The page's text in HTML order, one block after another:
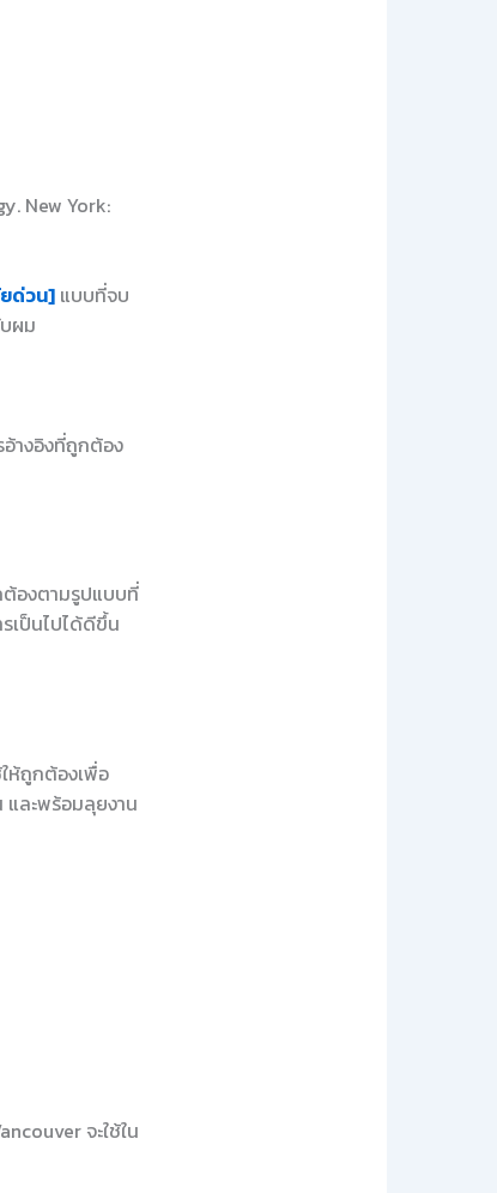
New York:
ด่วน] แบบที่จบ
ผม
างอิงที่ถูกต้อง
ต้องตามรูปแบบที่
รเป็นไปได้ดีขึ้น
ห้ถูกต้องเพื่อ
และพร้อมลุยงาน
จะใช้ใน